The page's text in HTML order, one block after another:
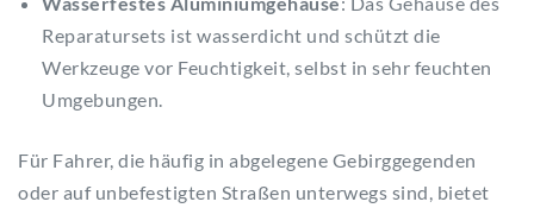
Reparatursets ist wasserdicht und schützt die
Werkzeuge vor Feuchtigkeit, selbst in sehr feuchten
Umgebungen.
Für Fahrer, die häufig in abgelegene Gebirggegenden
oder auf unbefestigten Straßen unterwegs sind, bietet